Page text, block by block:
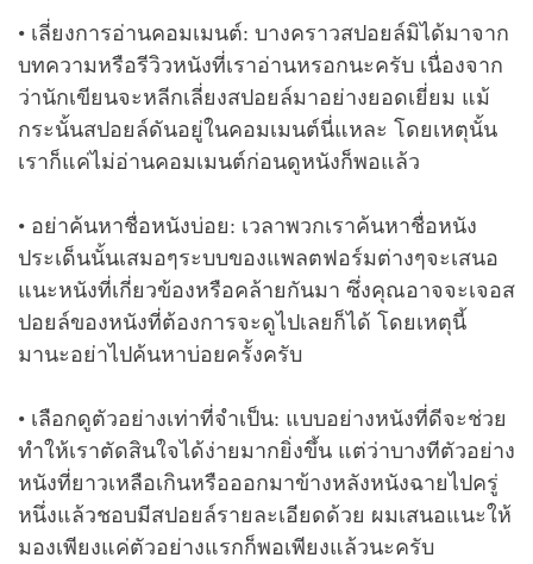
• เลี่ยงการอ่านคอมเมนต์: บางคราวสปอยล์มิได้มาจาก
บทความหรือรีวิวหนังที่เราอ่านหรอกนะครับ เนื่องจาก
ว่านักเขียนจะหลีกเลี่ยงสปอยล์มาอย่างยอดเยี่ยม แม้
กระนั้นสปอยล์ดันอยู่ในคอมเมนต์นี่แหละ โดยเหตุนั้น
เราก็แค่ไม่อ่านคอมเมนต์ก่อนดูหนังก็พอแล้ว
• อย่าค้นหาชื่อหนังบ่อย: เวลาพวกเราค้นหาชื่อหนัง
ประเด็นนั้นเสมอๆระบบของแพลตฟอร์มต่างๆจะเสนอ
แนะหนังที่เกี่ยวข้องหรือคล้ายกันมา ซึ่งคุณอาจจะเจอส
ปอยล์ของหนังที่ต้องการจะดูไปเลยก็ได้ โดยเหตุนี้
มานะอย่าไปค้นหาบ่อยครั้งครับ
• เลือกดูตัวอย่างเท่าที่จำเป็น: แบบอย่างหนังที่ดีจะช่วย
ทำให้เราตัดสินใจได้ง่ายมากยิ่งขึ้น แต่ว่าบางทีตัวอย่าง
หนังที่ยาวเหลือเกินหรือออกมาข้างหลังหนังฉายไปครู่
หนึ่งแล้วชอบมีสปอยล์รายละเอียดด้วย ผมเสนอแนะให้
มองเพียงแค่ตัวอย่างแรกก็พอเพียงแล้วนะครับ